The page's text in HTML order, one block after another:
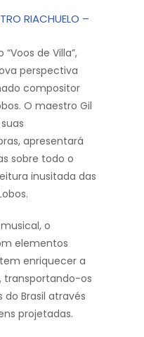
RIACHUELO –
de Villa”,
perspectiva
compositor
O maestro Gil
apresentará
sobre todo o
inusitada das
o
elementos
enriquecer a
transportando-os
Brasil através
projetadas.